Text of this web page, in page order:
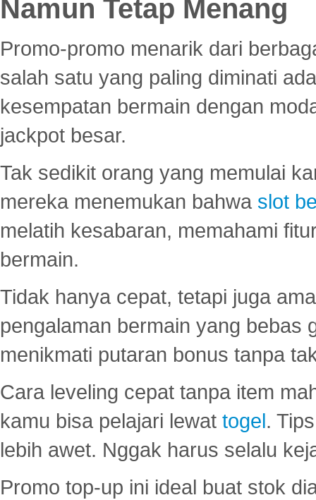
Namun Tetap Menang
Promo-promo menarik dari
salah satu yang paling diminati
kesempatan bermain dengan
jackpot besar.
Tak sedikit orang yang memulai
mereka menemukan bahwa slot
melatih kesabaran, memahami
bermain.
Tidak hanya cepat, tetapi juga
pengalaman bermain yang bebas
menikmati putaran bonus tanpa
Cara leveling cepat tanpa item
kamu bisa pelajari lewat togel.
lebih awet. Nggak harus selalu
Promo top-up ini ideal buat stok